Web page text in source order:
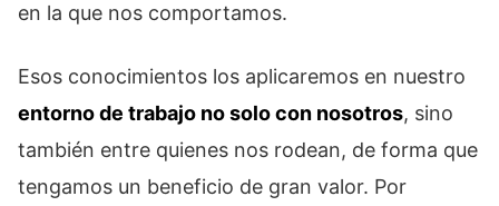
en la que nos comportamos.
Esos conocimientos los aplicaremos en nuestro
entorno de trabajo no solo con nosotros, sino
también entre quienes nos rodean, de forma que
tengamos un beneficio de gran valor. Por